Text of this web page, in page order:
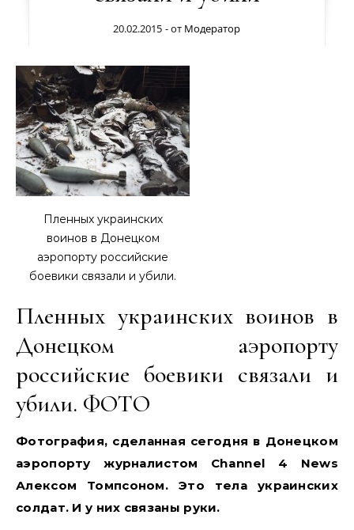
20.02.2015 - от Модератор
Пленных украинских
воинов в Донецком
аэропорту российские
боевики связали и убили.
Пленных украинских воинов в
Донецком аэропорту
российские боевики связали и
убили. ФОТО
Фотография, сделанная сегодня в Донецком
аэропорту журналистом Channel 4 News
Алексом Томпсоном. Это тела украинских
солдат. И у них связаны руки.